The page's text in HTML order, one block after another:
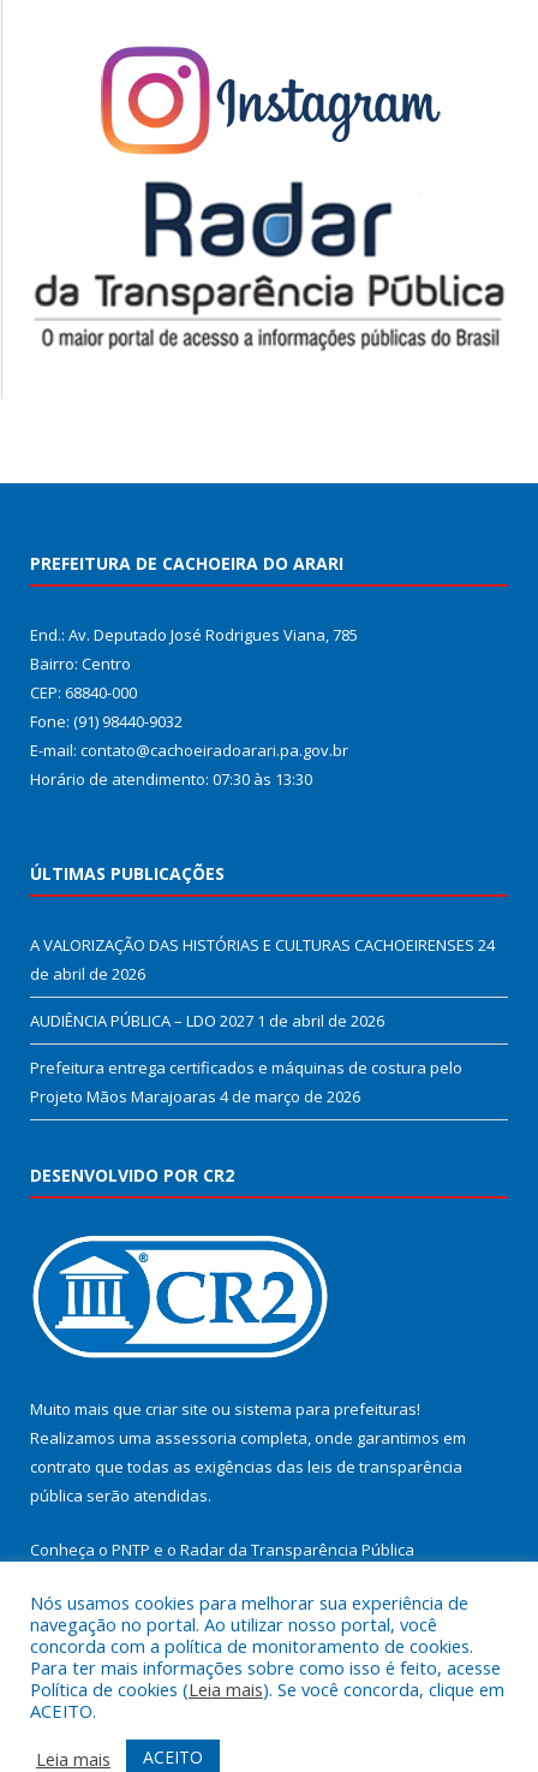
PREFEITURA DE CACHOEIRA DO ARARI
End.: Av. Deputado José Rodrigues Viana, 785
Bairro: Centro
CEP: 68840-000
Fone: (91) 98440-9032
E-mail: contato@cachoeiradoarari.pa.gov.br
Horário de atendimento: 07:30 às 13:30
ÚLTIMAS PUBLICAÇÕES
A VALORIZAÇÃO DAS HISTÓRIAS E CULTURAS CACHOEIRENSES 24
de abril de 2026
AUDIÊNCIA PÚBLICA – LDO 2027 1 de abril de 2026
Prefeitura entrega certificados e máquinas de costura pelo
Projeto Mãos Marajoaras 4 de março de 2026
DESENVOLVIDO POR CR2
Muito mais que criar site ou sistema para prefeituras!
Realizamos uma assessoria completa, onde garantimos em
contrato que todas as exigências das leis de transparência
pública serão atendidas.
Conheça o PNTP e o Radar da Transparência Pública
Todos os direitos reservados a Prefeitura Municipal de
Cachoeira do Arari.
Mapa do Site
Acessar Área Administrativa
Nós usamos cookies para melhorar sua experiência de
navegação no portal. Ao utilizar nosso portal, você
concorda com a política de monitoramento de cookies.
Para ter mais informações sobre como isso é feito, acesse
Política de cookies (Leia mais). Se você concorda, clique em
ACEITO.
Leia mais
ACEITO